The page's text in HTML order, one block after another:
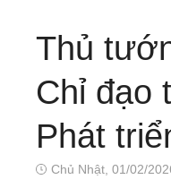
Thủ
Chỉ đạo
Phát
Chủ Nhật, 01/02/